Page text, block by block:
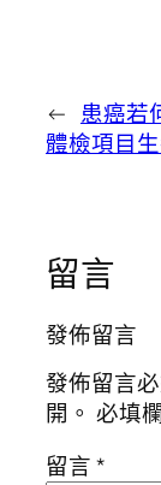
← 患癌若
體檢項目
留言
發佈留言
發佈留言
開。 必填
留言*